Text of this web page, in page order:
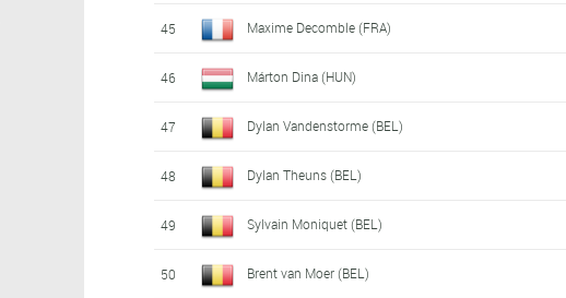
45 Maxime Decomble (FRA)
46 Márton Dina (HUN)
47 Dylan Vandenstorme (BEL)
48 Dylan Theuns (BEL)
49 Sylvain Moniquet (BEL)
50 Brent van Moer (BEL)